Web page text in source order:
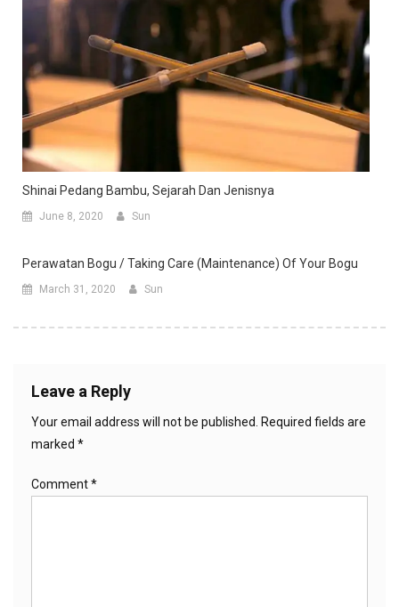
Shinai Pedang Bambu, Sejarah Dan Jenisnya
June 8, 2020 Sun
Perawatan Bogu / Taking Care (Maintenance) Of Your Bogu
March 31, 2020 Sun
Leave a Reply
Your email address will not be published.
Required fields are
marked *
Comment*